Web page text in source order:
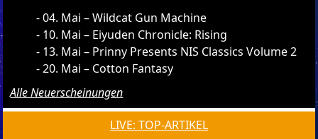
04. Mai – Wildcat Gun Machine
10. Mai – Eiyuden Chronicle: Rising
13. Mai – Prinny Presents NIS Classics Volume 2
20. Mai – Cotton Fantasy
Alle Neuerscheinungen
LIVE: TOP-ARTIKEL